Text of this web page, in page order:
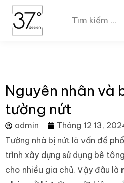
Nhảy
Search
for:
Nguyên nhân và
tường nứt
admin Tháng 12 13,
Tường nhà bị nứt là vấn đề
trình xây dựng sử dụng bê
cho nhiều gia chủ. Vậy đâu là